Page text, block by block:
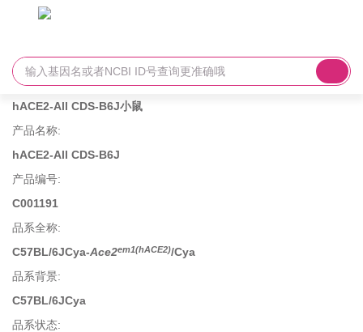
hACE2-All CDS-B6J小鼠
产品名称:
hACE2-All CDS-B6J
产品编号:
C001191
品系全称:
C57BL/6JCya-Ace2em1(hACE2)/Cya
品系背景:
C57BL/6JCya
品系状态: